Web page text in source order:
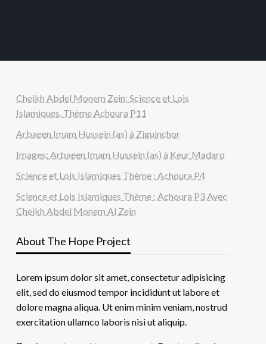
Cheikh Abdel Monem Zein: Science et Lois
Islamiques. Thème Achoura P11
Arbaeen Imam Hussein (as) à Ziguinchor
Images: Arbaeen Imam Hussein (as) à Keur Madaro
Science et Lois Islamiques Thème : Achoura P4
Science et Lois Islamiques Thème : Achoura P3 Avec
Cheikh Abdel Monem Al Zein
About The Hope Project
Lorem ipsum dolor sit amet, consectetur adipisicing
elit, sed do eiusmod tempor incididunt ut labore et
dolore magna aliqua. Ut enim minim veniam, nostrud
exercitation ullamco laboris nisi ut aliquip.